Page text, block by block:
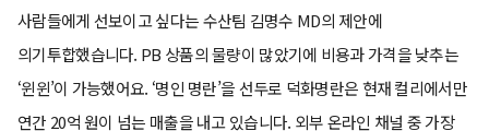
사람들에게 선보이고 싶다는 수산팀 김명수 MD의 제안에
의기투합했습니다. PB 상품의 물량이 많았기에 비용과 가격을 낮추는
‘윈윈’이 가능했어요. ‘명인 명란’을 선두로 덕화명란은 현재 컬리에서만
연간 20억 원이 넘는 매출을 내고 있습니다. 외부 온라인 채널 중 가장